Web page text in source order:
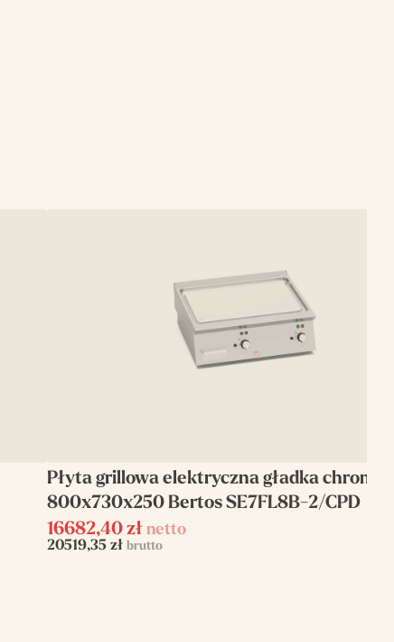
Płyta grillowa elektryczna gładka
800x730x250 Bertos SE7FL8B-2/CPD
16682,40 zł netto
20519,35 zł brutto